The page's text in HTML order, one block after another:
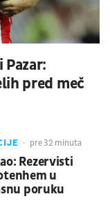
Pazar:
pred meč
pre 32 minuta
Rezervisti
u
poruku